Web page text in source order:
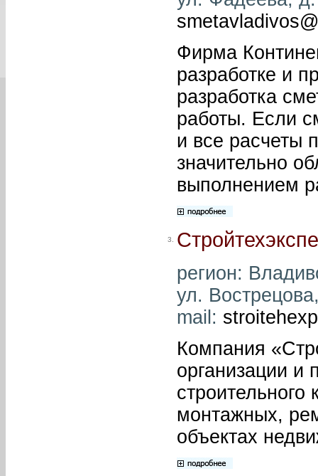
Фирма
разработке и
разработка
работы. Если
и все расчеты
значительно
выполнением
3.
регион:
ул.
mail:
Компания
организации и
строительного
монтажных,
объектах